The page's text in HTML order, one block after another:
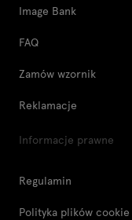
Image Bank
FAQ
Zamów wzornik
Reklamacje
Informacje prawne
Regulamin
Polityka plików cookie